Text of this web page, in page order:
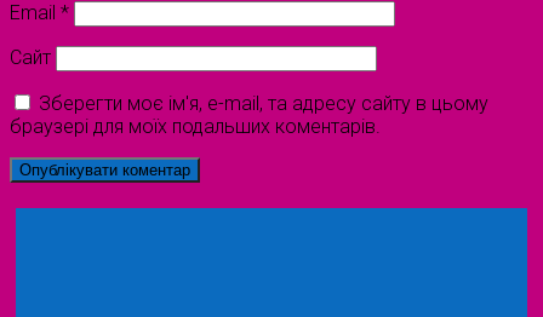
Email *
Сайт
Зберегти моє ім'я, e-mail, та адресу сайту в цьому
браузері для моїх подальших коментарів.